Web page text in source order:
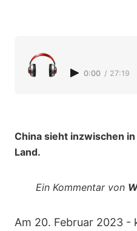
0:00 / 27:19
China sieht inzwischen
Land.
Ein Kommentar von
Am 20. Februar 2023 -